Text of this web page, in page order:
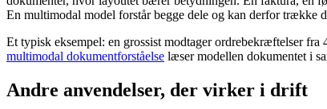
En multimodal model forstår begge dele og kan derfor trække
Et typisk eksempel: en grossist modtager ordrebekræftelser
multimodal dokumentforståelse læser modellen dokumentet i
Andre anvendelser, der virker i drift